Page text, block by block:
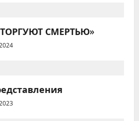
СМЕРТЬЮ»
2026
акция
Славы»
2026
для владельцев